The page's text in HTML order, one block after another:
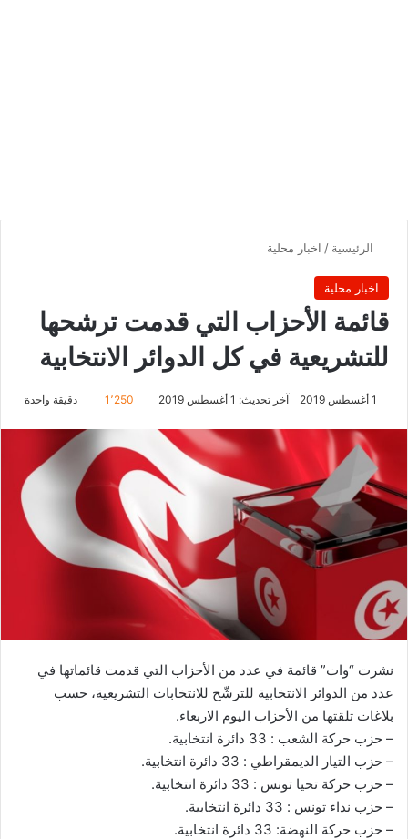
الرئيسية / اخبار محلية
اخبار محلية
قائمة الأحزاب التي قدمت ترشحها
للتشريعية في كل الدوائر الانتخابية
1 أغسطس 2019 آخر تحديث: 1 أغسطس 2019 1٬250 دقيقة واحدة
نشرت “وات” قائمة في عدد من الأحزاب التي قدمت قائماتها في
عدد من الدوائر الانتخابية للترشّح للانتخابات التشريعية، حسب
بلاغات تلقتها من الأحزاب اليوم الاربعاء.
– حزب حركة الشعب : 33 دائرة انتخابية.
– حزب التيار الديمقراطي : 33 دائرة انتخابية.
– حزب حركة تحيا تونس : 33 دائرة انتخابية.
– حزب نداء تونس : 33 دائرة انتخابية.
– حزب حركة النهضة: 33 دائرة انتخابية.